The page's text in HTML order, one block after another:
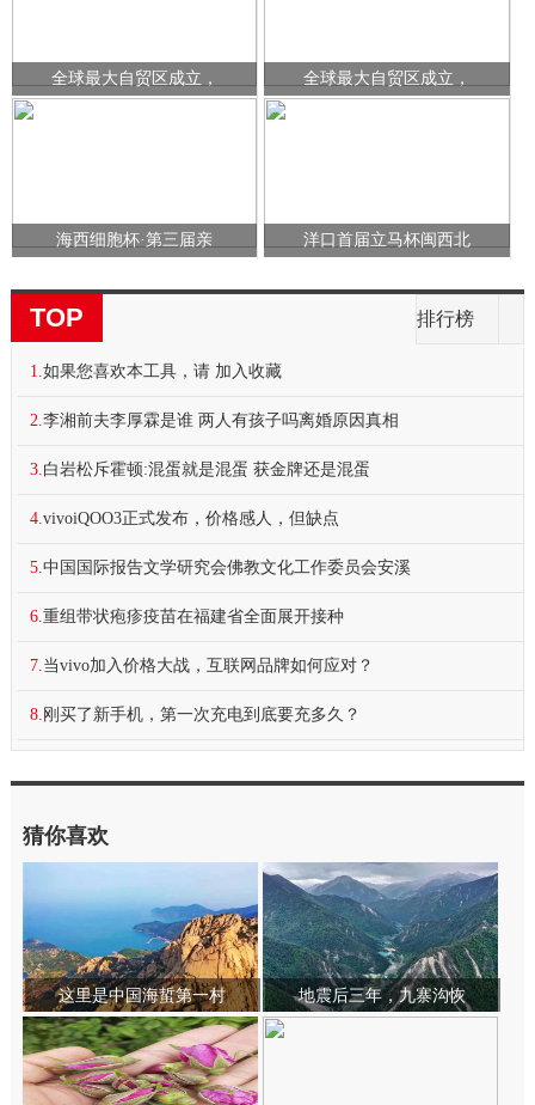
全球最大自贸区成立， 全球最大自贸区成立，
海西细胞杯·第三届亲 洋口首届立马杯闽西北
TOP 排行榜
1.如果您喜欢本工具，请 加入收藏
2.李湘前夫李厚霖是谁 两人有孩子吗离婚原因真相
3.白岩松斥霍顿:混蛋就是混蛋 获金牌还是混蛋
4.vivoiQOO3正式发布，价格感人，但缺点
5.中国国际报告文学研究会佛教文化工作委员会安溪
6.重组带状疱疹疫苗在福建省全面展开接种
7.当vivo加入价格大战，互联网品牌如何应对？
8. 刚买了新手机，第一次充电到底要充多久？
猜你喜欢
这里是中国海蜇第一村 地震后三年，九寨沟恢